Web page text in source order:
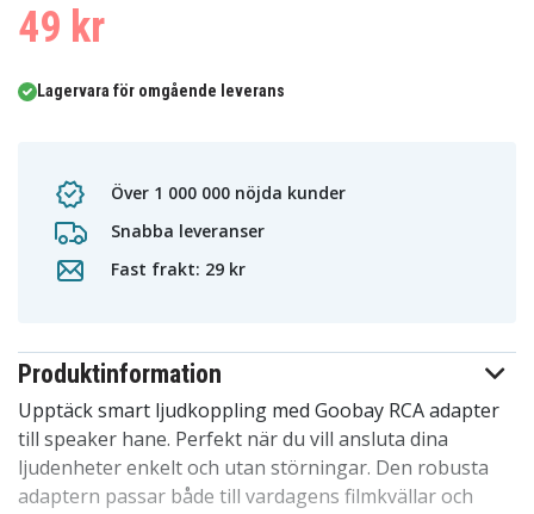
49 kr
Lagervara för omgående leverans
Över 1 000 000 nöjda kunder
Snabba leveranser
Fast frakt: 29 kr
Produktinformation
Upptäck smart ljudkoppling med Goobay RCA adapter
till speaker hane. Perfekt när du vill ansluta dina
ljudenheter enkelt och utan störningar. Den robusta
adaptern passar både till vardagens filmkvällar och